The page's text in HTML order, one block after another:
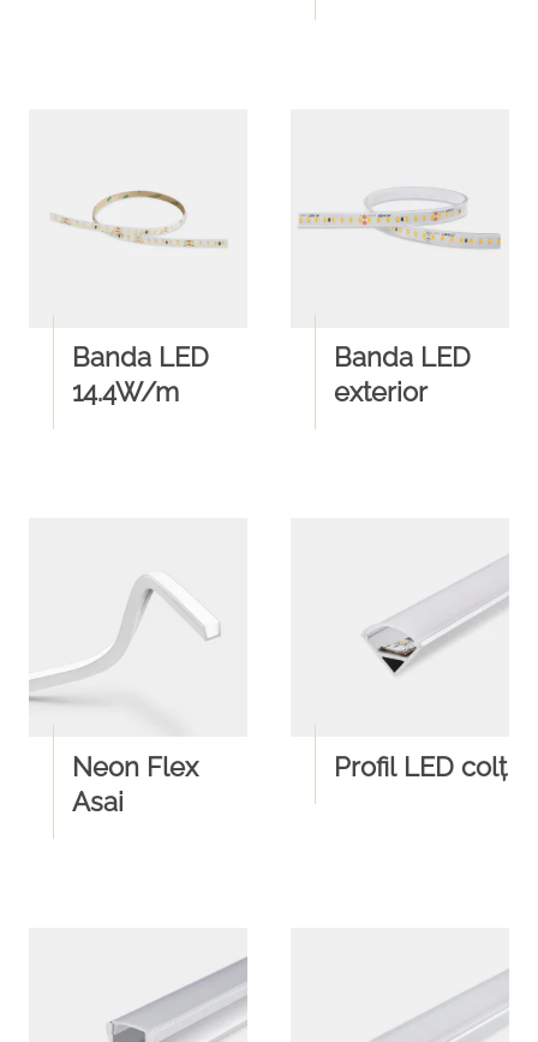
Banda LED
14.4W/m
Banda LED
exterior
Neon Flex
Asai
Profil LED colț